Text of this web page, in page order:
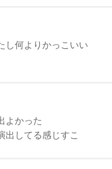
し何よりかっこいい
よかった
出してる感じすこ